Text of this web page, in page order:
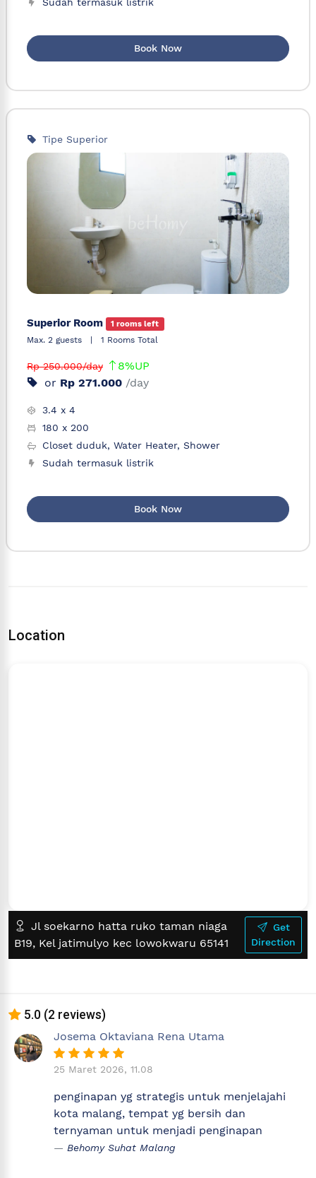
Sudah termasuk listrik
Book Now
Tipe Superior
Superior Room 1 rooms left
Max. 2 guests 1 Rooms Total
Rp 250.000/day
8%UP
or Rp 271.000 /day
3.4 x 4
180 x 200
Closet duduk, Water Heater, Shower
Sudah termasuk listrik
Book Now
Location
Jl soekarno hatta ruko taman niaga
B19, Kel jatimulyo kec lowokwaru 65141
Get
Direction
5.0 (2 reviews)
Josema Oktaviana Rena Utama
25 Maret 2026, 11.08
penginapan yg strategis untuk menjelajahi
kota malang, tempat yg bersih dan
ternyaman untuk menjadi penginapan
Behomy Suhat Malang